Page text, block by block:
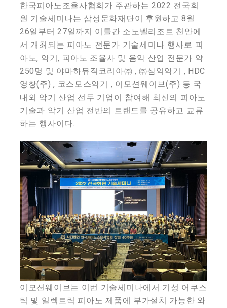
한국피아노조율사협회가 주관하는 2022 전국회
원 기술세미나는 삼성문화재단이 후원하고 8월
26일부터 27일까지 이틀간 소노벨리조트 천안에
서 개최되는 피아노 전문가 기술세미나 행사로 피
아노, 악기, 피아노 조율사 및 음악 산업 전문가 약
250명 및 야마하뮤직코리아㈜ , ㈜삼익악기 , HDC
영창(주) , 코스모스악기 , 이모션웨이브(주) 등 국
내외 악기 산업 선두 기업이 참여해 최신의 피아노
기술과 악기 산업 전반의 트랜드를 공유하고 교류
하는 행사이다.
이모션웨이브는 이번 기술세미나에서 기성 어쿠스
틱 및 일렉트릭 피아노 제품에 부가설치 가능한 와